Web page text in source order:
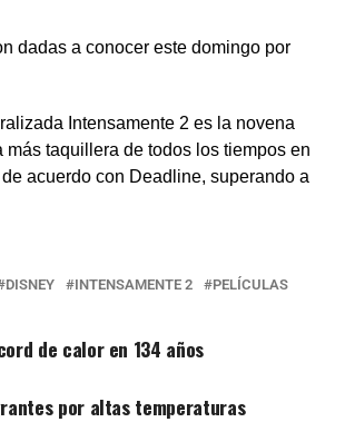
dadas a conocer este domingo por
Intensamente 2 es la novena
más taquillera de todos los tiempos en
acuerdo con Deadline, superando a
DISNEY INTENSAMENTE 2 PELÍCULAS
de calor en 134 años
por altas temperaturas